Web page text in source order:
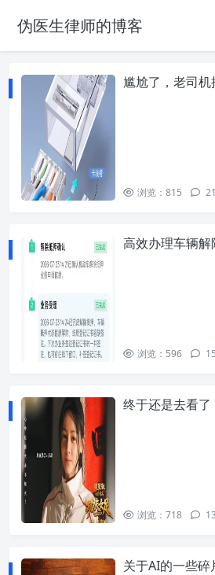
伪医生律师的博客
尴尬了，老司机
浏览：815 21
高效办理车辆
浏览：596 15
终于还是去看了
浏览：718 13
关于AI的一些碎